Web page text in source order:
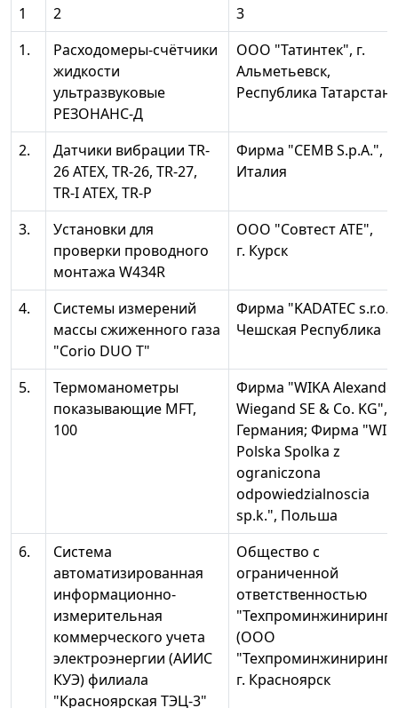
1 2
3
1.
Расходомеры-счётчики
жидкости
ультразвуковые
РЕЗОНАНС-Д
ООО "Татинтек", г.
Альметьевск,
Республика Татарстан
2.
Датчики вибрации TR-
26 АТЕХ, TR-26, TR-27,
TR-I АТЕХ, TR-P
Фирма "СЕМВ S.p.A.",
Италия
3.
Установки для
проверки проводного
монтажа W434R
ООО "Совтест ATE",
г. Курск
4.
Системы измерений
массы сжиженного газа
"Corio DUO Т"
Фирма "KADATEC s.r.o.",
Чешская Республика
5.
Термоманометры
показывающие MFT,
100
Фирма "WIKA
Wiegand SE & Co. KG",
Германия; Фирма
Polska Spolka z
ograniczona
odpowiedzialnoscia
sp.k.", Польша
6.
Система
автоматизированная
информационно-
измерительная
коммерческого учета
электроэнергии (АИИС
КУЭ) филиала
"Красноярская ТЭЦ-3"
Общество с
ограниченной
ответственностью
"Техпроминжиниринг"
(ООО
г. Красноярск